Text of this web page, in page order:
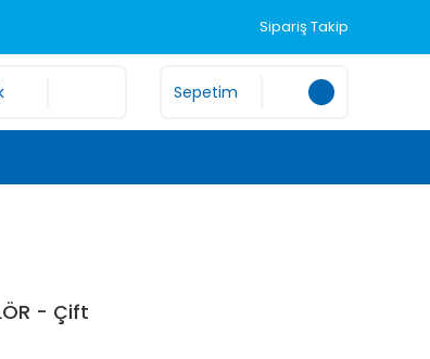
Sipariş Takip
Sepetim
- Çift